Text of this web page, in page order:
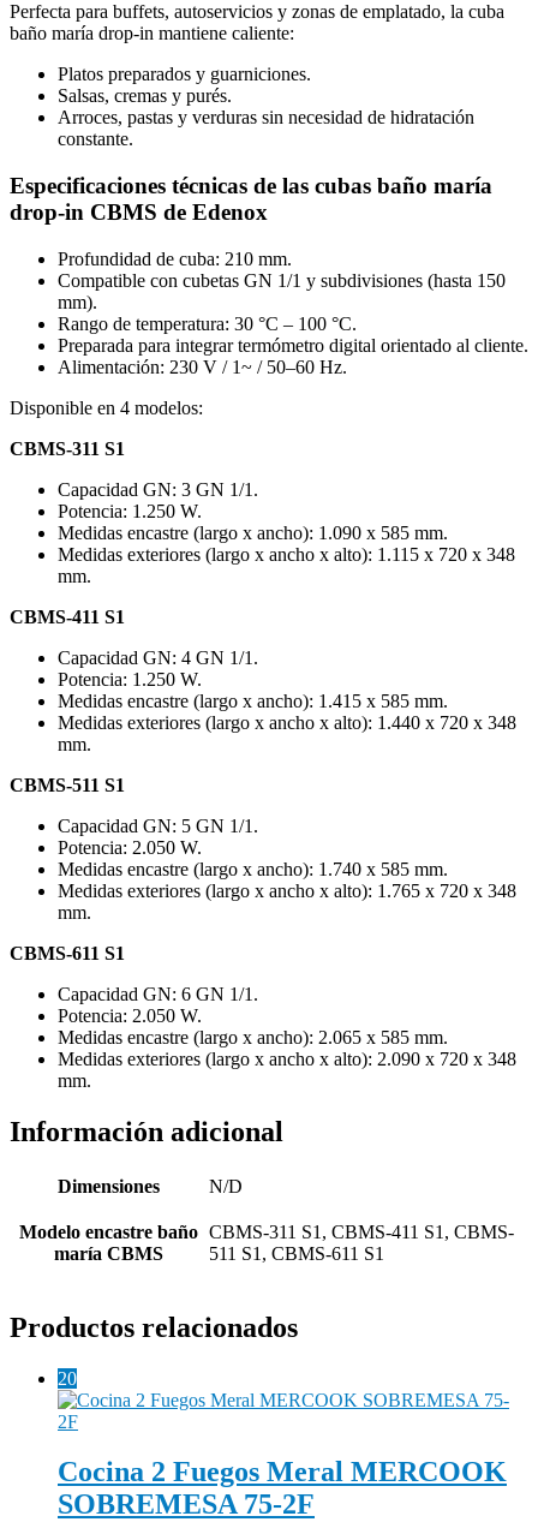
Perfecta para buffets, autoservicios y zonas de emplatado, la cuba
baño maría drop-in mantiene caliente:
Platos preparados y guarniciones.
Salsas, cremas y purés.
Arroces, pastas y verduras sin necesidad de hidratación
constante.
Especificaciones técnicas de las cubas baño maría
drop-in CBMS de Edenox
Profundidad de cuba: 210 mm.
Compatible con cubetas GN 1/1 y subdivisiones (hasta 150
mm).
Rango de temperatura: 30 °C – 100 °C.
Preparada para integrar termómetro digital orientado al cliente.
Alimentación: 230 V / 1~ / 50–60 Hz.
Disponible en 4 modelos:
CBMS-311 S1
Capacidad GN: 3 GN 1/1.
Potencia: 1.250 W.
Medidas encastre (largo x ancho): 1.090 x 585 mm.
Medidas exteriores (largo x ancho x alto): 1.115 x 720 x 348
mm.
CBMS-411 S1
Capacidad GN: 4 GN 1/1.
Potencia: 1.250 W.
Medidas encastre (largo x ancho): 1.415 x 585 mm.
Medidas exteriores (largo x ancho x alto): 1.440 x 720 x 348
mm.
CBMS-511 S1
Capacidad GN: 5 GN 1/1.
Potencia: 2.050 W.
Medidas encastre (largo x ancho): 1.740 x 585 mm.
Medidas exteriores (largo x ancho x alto): 1.765 x 720 x 348
mm.
CBMS-611 S1
Capacidad GN: 6 GN 1/1.
Potencia: 2.050 W.
Medidas encastre (largo x ancho): 2.065 x 585 mm.
Medidas exteriores (largo x ancho x alto): 2.090 x 720 x 348
mm.
Información adicional
Dimensiones N/D
Modelo encastre baño
maría CBMS
CBMS-311 S1, CBMS-411 S1, CBMS-
511 S1, CBMS-611 S1
Productos relacionados
20
Cocina 2 Fuegos Meral MERCOOK
SOBREMESA 75-2F